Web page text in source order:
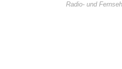
Radio- und